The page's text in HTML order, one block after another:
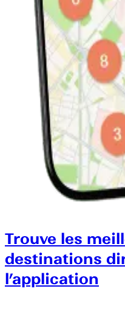
Trouve les
destinations
l’application